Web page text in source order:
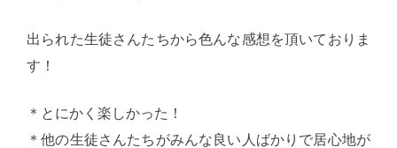
出られた生徒さんたちから色んな感想を頂いておりま
す！
＊とにかく楽しかった！
＊他の生徒さんたちがみんな良い人ばかりで居心地が